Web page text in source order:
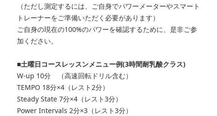
（ただし測定するには、ご自身でパワーメーターやスマート
トレーナーをご準備いただく必要があります）
ご自身の現在の100%のパワーを確認するために、是非ご参
加ください。
■土曜日コースレッスンメニュー例(3時間耐乳酸クラス)
W-up 10分 （高速回転ドリル含む）
TEMPO 18分×4（レスト2分）
Steady State 7分×4（レスト3分）
Power Intervals 2分×3（レスト3分）